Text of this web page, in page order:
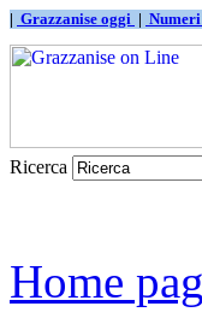
| Grazzanise oggi |
Ricerca
Home